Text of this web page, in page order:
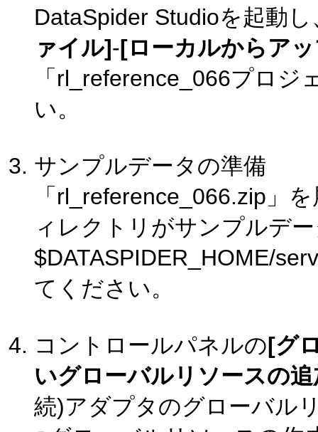
DataSpider Studioを起動
ァイル]-[ローカルからア
「rl_reference_066プロ
い。
サンプルデータの準備
「rl_reference_066.zip」
ィレクトリがサンプルデ
$DATASPIDER_HOME/
てください。
コントロールパネルの[グ
いグローバルリソースの
続)アダプタのグローバル